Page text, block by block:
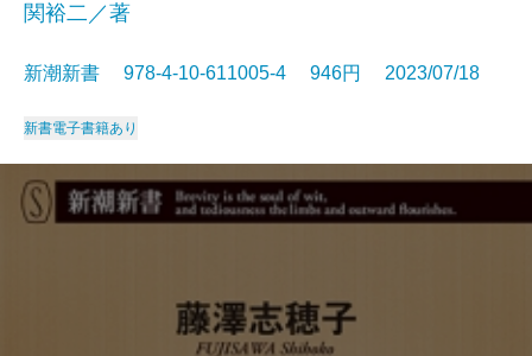
関裕二／著
新潮新書 978-4-10-611005-4 946円 2023/07/18
新書電子書籍あり